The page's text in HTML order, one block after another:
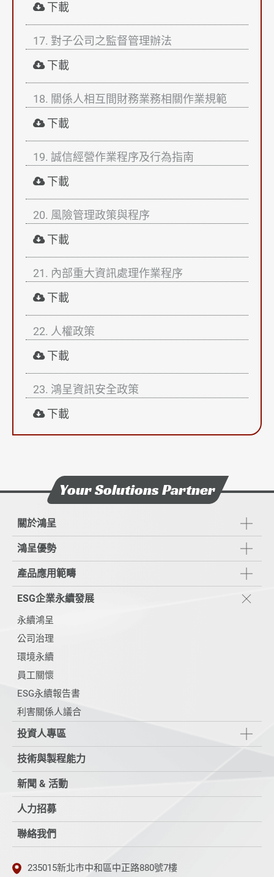
下載
17. 對子公司之監督管理辦法
下載
18. 關係人相互間財務業務相關作業規範
下載
19. 誠信經營作業程序及行為指南
下載
20. 風險管理政策與程序
下載
21. 內部重大資訊處理作業程序
下載
22. 人權政策
下載
23. 鴻呈資訊安全政策
下載
Your Solutions Partner
關於鴻呈
鴻呈優勢
產品應用範疇
ESG企業永續發展
永續鴻呈
公司治理
環境永續
員工關懷
ESG永續報告書
利害關係人議合
投資人專區
技術與製程能力
新聞 & 活動
人力招募
聯絡我們
235015新北市中和區中正路880號7樓